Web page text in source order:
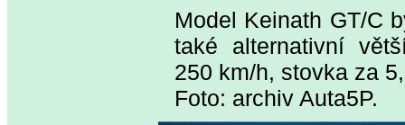
Model Keinath GT/C
také alternativní
250 km/h, stovka za
Foto: archiv Auta5P.